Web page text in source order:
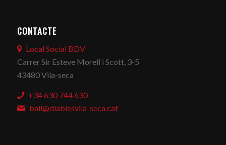
CONTACTE
Local Social BDV
Carrer Sir Esteve Morell i Scott, 3-5
43480 Vila-seca
+34 630 744 630
ball@diablesvila-seca.cat